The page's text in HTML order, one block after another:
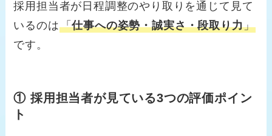
採用担当者が日程調整のやり取りを通じて見て
いるのは「仕事への姿勢・誠実さ・段取り力」
です。
① 採用担当者が見ている3つの評価ポイン
ト